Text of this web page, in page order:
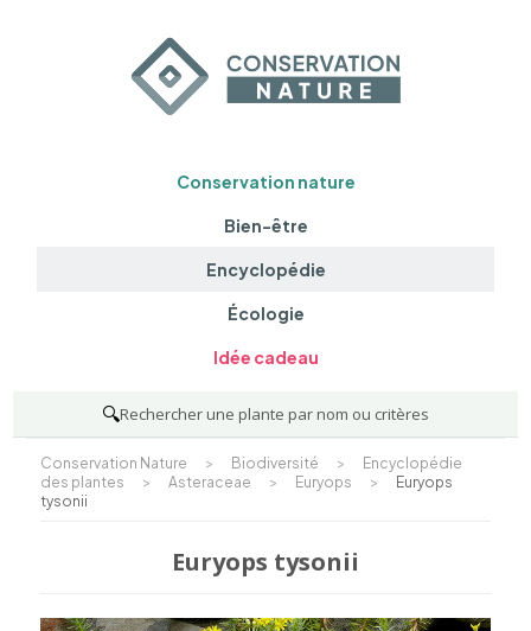
Conservation nature
Bien-être
Encyclopédie
Écologie
Idée cadeau
🔍Rechercher une plante par nom ou critères
Conservation Nature > Biodiversité >
Encyclopédie
des plantes
> Asteraceae > Euryops >
Euryops
tysonii
Euryops tysonii